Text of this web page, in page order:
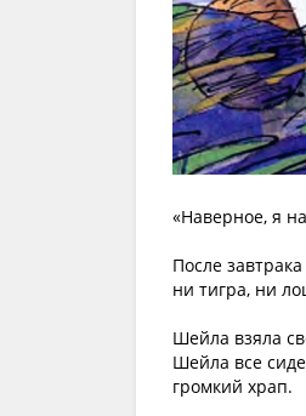
«Наверное, я
После
ни тигра, ни
Шейла взяла
Шейла все
громкий храп.